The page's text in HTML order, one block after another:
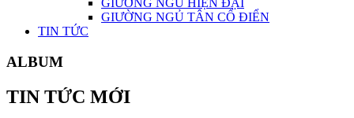
GIƯỜNG NGỦ HIỆN ĐẠI
GIƯỜNG NGỦ TÂN CỔ ĐIỂN
TIN TỨC
ALBUM
TIN TỨC MỚI